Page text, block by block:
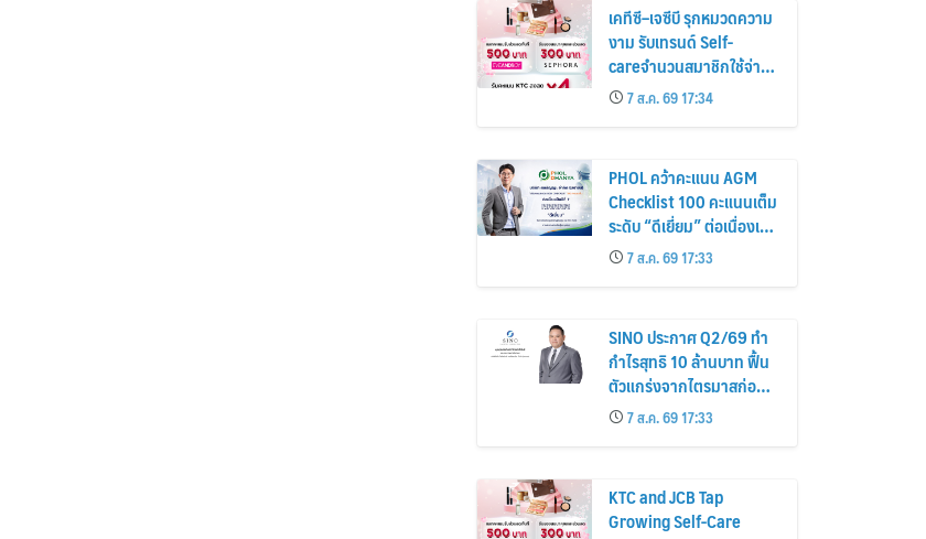
เคทีซี–เจซีบี รุกหมวดความ
งาม รับเทรนด์ Self-
careจำนวนสมาชิกใช้จ่าย
หมวดเครื่องสำอางเพิ่ม
26%
7 ส.ค. 69 17:34
PHOL คว้าคะแนน AGM
Checklist 100 คะแนนเต็ม
ระดับ “ดีเยี่ยม” ต่อเนื่องเป็น
ปีที่ 7 ตอกย้ำการดำเนิน
ธุรกิจตามหลักธรรมาภิบาล
โปร่งใส สร้างความเชื่อมั่นผู้
7 ส.ค. 69 17:33
SINO ประกาศ Q2/69 ทำ
กำไรสุทธิ 10 ล้านบาท ฟื้น
ตัวแกร่งจากไตรมาสก่อน
เตรียมจ่ายปันผลระหว่าง
กาล 0.014423 บาทต่อหุ้น
ครึ่งปีหลังมุ่งเติบโตต่อเนื่อง
7 ส.ค. 69 17:33
KTC and JCB Tap
Growing Self-Care